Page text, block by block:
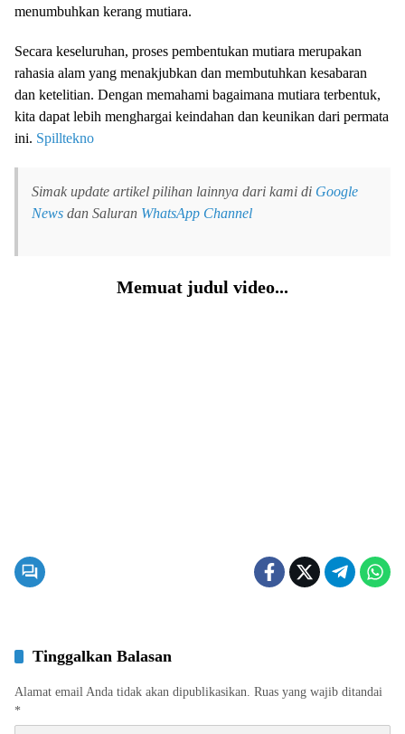
menumbuhkan kerang mutiara.
Secara keseluruhan, proses pembentukan mutiara merupakan
rahasia alam yang menakjubkan dan membutuhkan kesabaran
dan ketelitian. Dengan memahami bagaimana mutiara terbentuk,
kita dapat lebih menghargai keindahan dan keunikan dari permata
ini. Spilltekno
Simak update artikel pilihan lainnya dari kami di Google
News dan Saluran WhatsApp Channel
Memuat judul video...
Tinggalkan Balasan
Alamat email Anda tidak akan dipublikasikan. Ruas yang wajib ditandai
*